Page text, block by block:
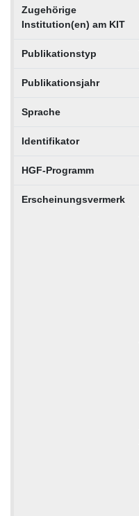
Zugehörige
Institution(en) am KIT
Publikationstyp
Publikationsjahr
Sprache
Identifikator
HGF-Programm
Erscheinungsvermerk